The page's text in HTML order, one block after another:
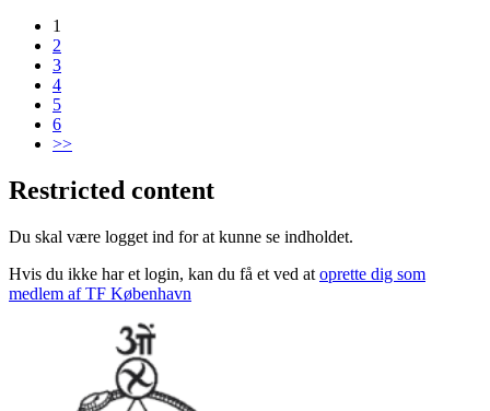
1
2
3
4
5
6
>>
Restricted content
Du skal være logget ind for at kunne se indholdet.
Hvis du ikke har et login, kan du få et ved at oprette dig som
medlem af TF København